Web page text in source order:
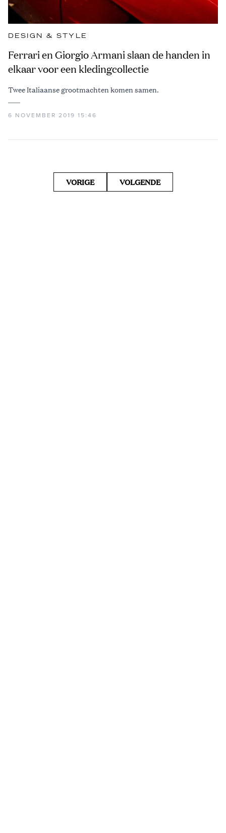
DESIGN & STYLE
Ferrari en Giorgio Armani slaan de handen in
elkaar voor een kledingcollectie
Twee Italiaanse grootmachten komen samen.
6 NOVEMBER 2019 15:46
VORIGE VOLGENDE